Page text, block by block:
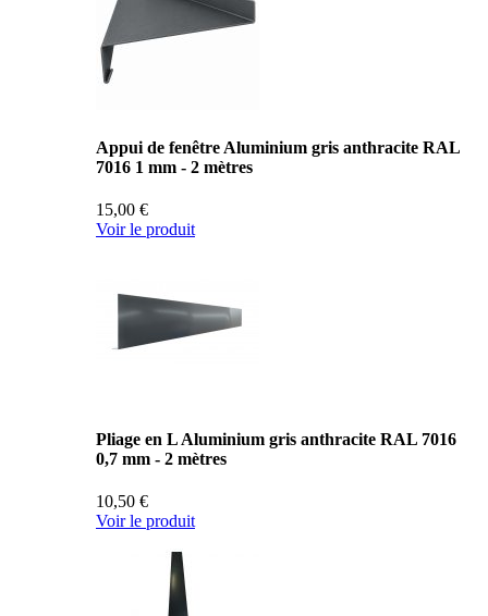
Appui de fenêtre Aluminium gris anthracite RAL
7016 1 mm - 2 mètres
15,00 €
Voir le produit
Pliage en L Aluminium gris anthracite RAL 7016
0,7 mm - 2 mètres
10,50 €
Voir le produit